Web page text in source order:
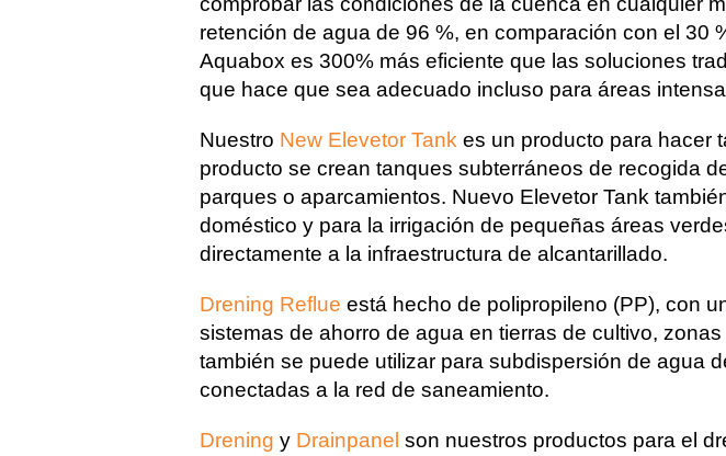
retención de agua de 96 %, en comparación con el 30
Aquabox es 300% más eficiente que las soluciones
que hace que sea adecuado incluso para áreas
Nuestro New Elevetor Tank es un producto para hacer
producto se crean tanques subterráneos de recogida
parques o aparcamientos. Nuevo Elevetor Tank
doméstico y para la irrigación de pequeñas áreas
directamente a la infraestructura de alcantarillado.
Drening Reflue está hecho de polipropileno (PP), con
sistemas de ahorro de agua en tierras de cultivo,
también se puede utilizar para subdispersión de agua
conectadas a la red de saneamiento.
Drening y Drainpanel son nuestros productos para el